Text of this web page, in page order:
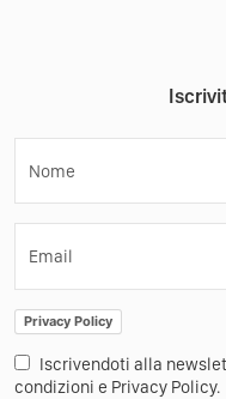
Nome
Email
Privacy Policy
Iscrivendoti alla
condizioni e Privacy Policy.